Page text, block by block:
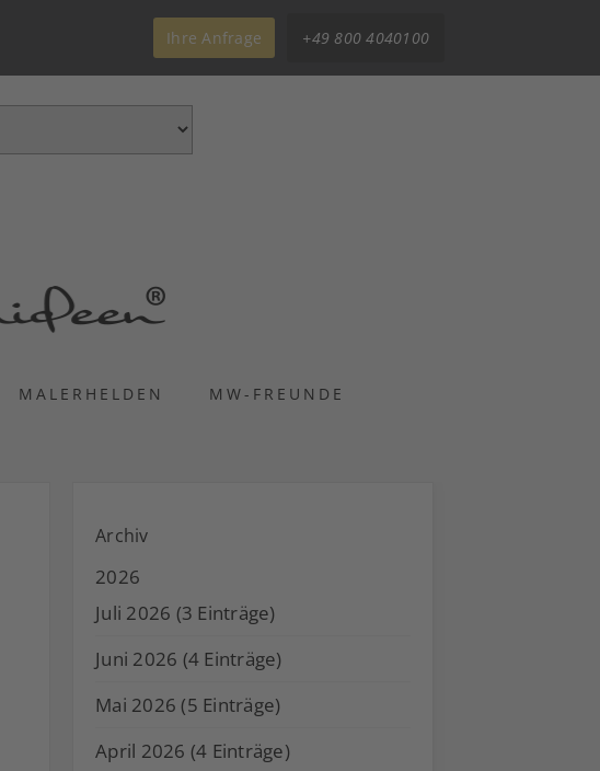
Ihre Anfrage +49 800 4040100
MALERHELDEN MW-FREUNDE
Archiv
2026
Juli 2026 (3 Einträge)
Juni 2026 (4 Einträge)
Mai 2026 (5 Einträge)
April 2026 (4 Einträge)